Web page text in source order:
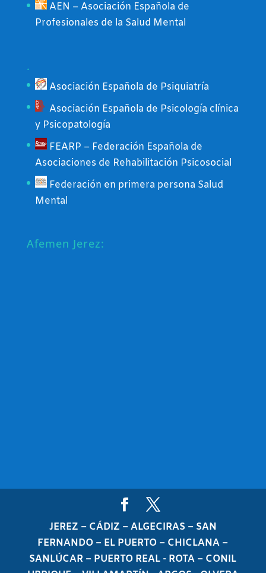
AEN – Asociación Española de
Profesionales de la Salud Mental
.
Asociación Española de Psiquiatría
Asociación Española de Psicología clínica
y Psicopatología
FEARP – Federación Española de
Asociaciones de Rehabilitación Psicosocial
Federación en primera persona Salud
Mental
Afemen Jerez:
JEREZ – CÁDIZ – ALGECIRAS – SAN
FERNANDO – EL PUERTO – CHICLANA –
SANLÚCAR – PUERTO REAL - ROTA – CONIL